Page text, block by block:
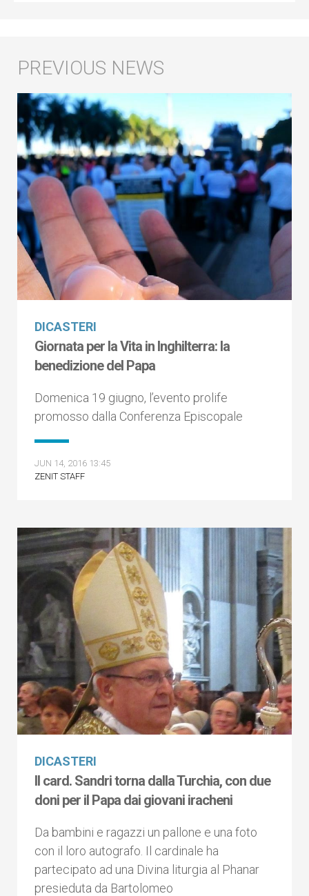
DICASTERI
Giornata per la Vita in Inghilterra: la
benedizione del Papa
Domenica 19 giugno, l’evento prolife
promosso dalla Conferenza Episcopale
JUN 14, 2016 13:45
ZENIT STAFF
DICASTERI
Il card. Sandri torna dalla Turchia, con due
doni per il Papa dai giovani iracheni
Da bambini e ragazzi un pallone e una foto
con il loro autografo. Il cardinale ha
partecipato ad una Divina liturgia al Phanar
presieduta da Bartolomeo